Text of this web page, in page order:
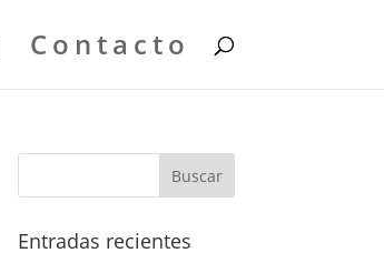
Contacto
Entradas recientes